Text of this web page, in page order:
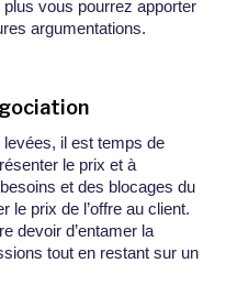
vous pourrez apporter
argumentations.
il est temps de
le prix et à
et des blocages du
le prix de l’offre au client.
devoir d’entamer la
tout en restant sur un